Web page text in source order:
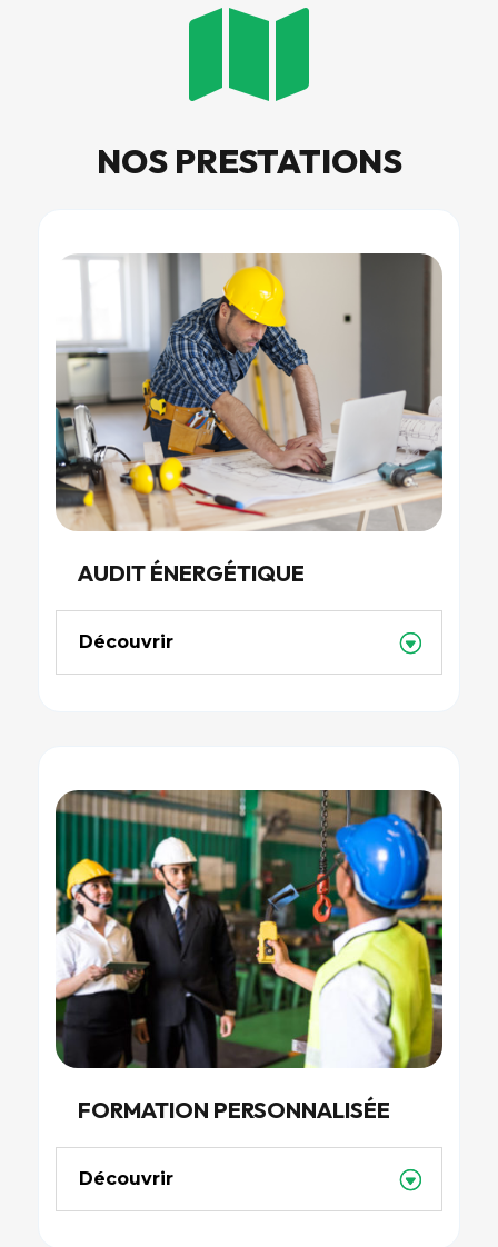

NOS PRESTATIONS
AUDIT ÉNERGÉTIQUE
Découvrir
FORMATION PERSONNALISÉE
Découvrir